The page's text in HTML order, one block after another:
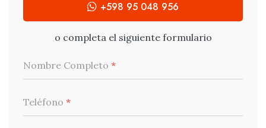
+598 95 048 956
o completa el siguiente formulario
Nombre Completo *
Teléfono *